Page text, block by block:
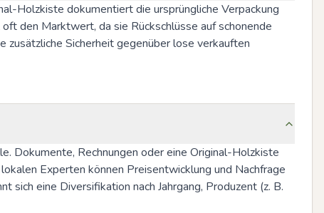
Holzkiste dokumentiert die ursprüngliche Verpackung
den Marktwert, da sie Rückschlüsse auf schonende
Sicherheit gegenüber lose verkauften
Dokumente, Rechnungen oder eine Original-Holzkiste
Experten können Preisentwicklung und Nachfrage
sich eine Diversifikation nach Jahrgang, Produzent (z. B.